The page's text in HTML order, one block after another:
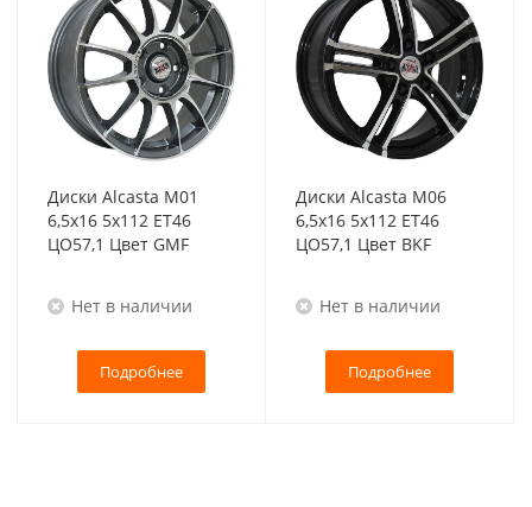
Диски Alcasta M01
6,5x16 5x112 ET46
ЦО57,1 Цвет GMF
Нет в наличии
Подробнее
Диски Alcasta M06
6,5x16 5x112 ET46
ЦО57,1 Цвет BKF
Нет в наличии
Подробнее